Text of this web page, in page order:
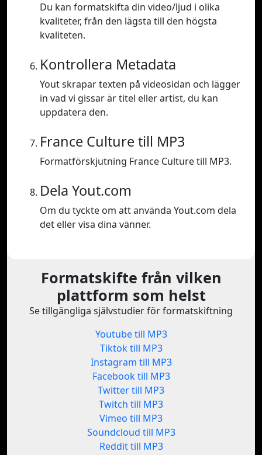
Du kan formatskifta din video/ljud i olika
kvaliteter, från den lägsta till den högsta
kvaliteten.
Kontrollera Metadata
Yout skrapar texten på videosidan och lägger
in vad vi gissar är titel eller artist, du kan
uppdatera den.
France Culture till MP3
Formatförskjutning France Culture till MP3.
Dela Yout.com
Om du tyckte om att använda Yout.com dela
det eller visa dina vänner.
Formatskifte från vilken
plattform som helst
Se tillgängliga självstudier för formatskiftning
Youtube till MP3
Tiktok till MP3
Instagram till MP3
Facebook till MP3
Twitter till MP3
Twitch till MP3
Vimeo till MP3
Soundcloud till MP3
Reddit till MP3